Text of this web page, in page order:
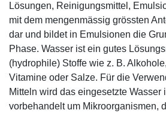
Lösungen, Reinigungsmittel,
mit dem mengenmässig grössten
dar und bildet in Emulsionen die
Phase. Wasser ist ein gutes
(hydrophile) Stoffe wie z. B.
Vitamine oder Salze. Für die
Mitteln wird das eingesetzte Wasser
vorbehandelt um Mikroorganismen,